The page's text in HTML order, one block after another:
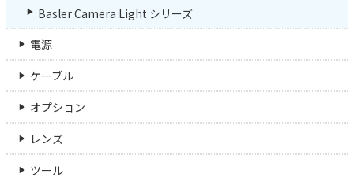
Basler Camera Light シリーズ
電源
ケーブル
オプション
レンズ
ツール